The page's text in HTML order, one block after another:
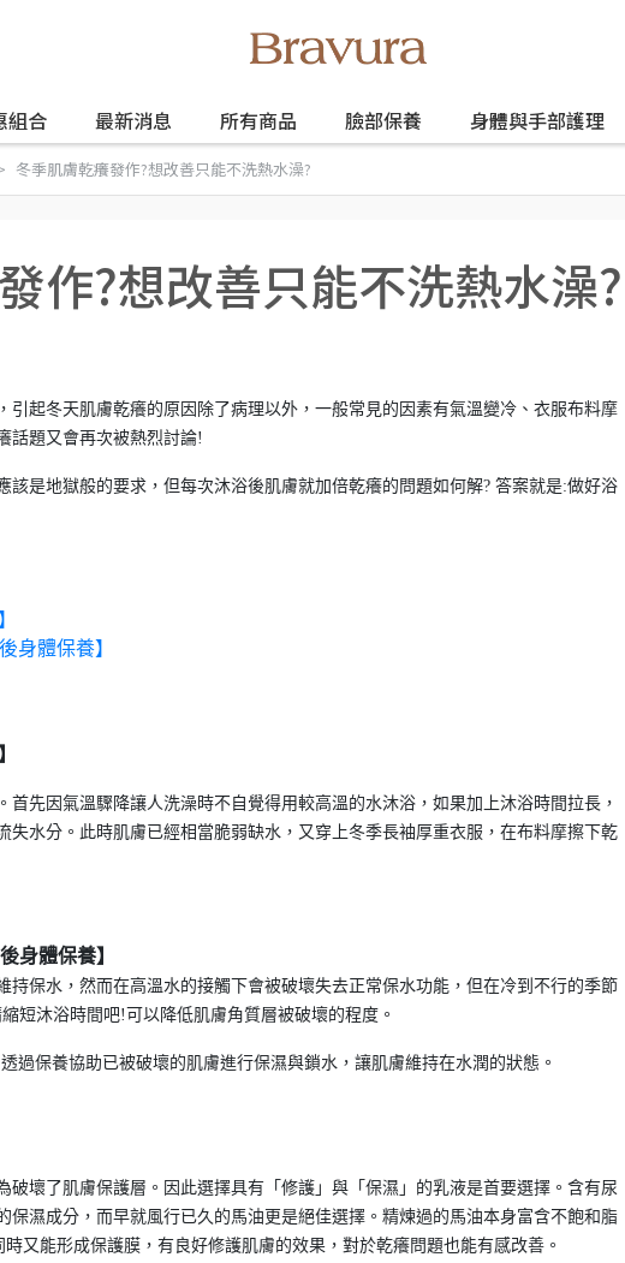
組合 最新消息 所有商品 臉部保養 身體與手部護理
冬季肌膚乾癢發作?想改善只能不洗熱水澡?
作?想改善只能不洗熱水澡?
引起冬天肌膚乾癢的原因除了病理以外，一般常見的因素有氣溫變冷、衣服布料摩
話題又會再次被熱烈討論!
該是地獄般的要求，但每次沐浴後肌膚就加倍乾癢的問題如何解? 答案就是:做好浴
身體保養】
首先因氣溫驟降讓人洗澡時不自覺得用較高溫的水沐浴，如果加上沐浴時間拉長，
失水分。此時肌膚已經相當脆弱缺水，又穿上冬季長袖厚重衣服，在布料摩擦下乾
身體保養】
持保水，然而在高溫水的接觸下會被破壞失去正常保水功能，但在冷到不行的季節
短沐浴時間吧!可以降低肌膚角質層被破壞的程度。
過保養協助已被破壞的肌膚進行保濕與鎖水，讓肌膚維持在水潤的狀態。
破壞了肌膚保護層。因此選擇具有「修護」與「保濕」的乳液是首要選擇。含有尿
保濕成分，而早就風行已久的馬油更是絕佳選擇。精煉過的馬油本身富含不飽和脂
又能形成保護膜，有良好修護肌膚的效果，對於乾癢問題也能有感改善。